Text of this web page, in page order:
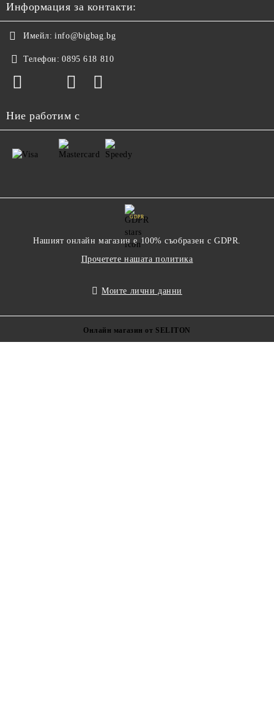
Информация за контакти:
Имейл: info@bigbag.bg
Телефон: 0895 618 810
Ние работим с
GDPR
Нашият онлайн магазин е 100% съобразен с GDPR.
Прочетете нашата политика
Моите лични данни
Онлайн магазин от SELITON